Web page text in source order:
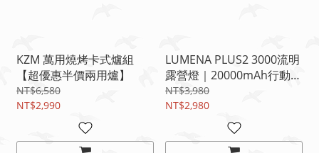
KZM 萬用燒烤卡式爐組
【超優惠半價兩用爐】
NT$6,580
NT$2,990
LUMENA PLUS2 3000流明
露營燈｜20000mAh行動電
源｜IP67防水｜戶外燈王
NT$3,980
NT$2,980